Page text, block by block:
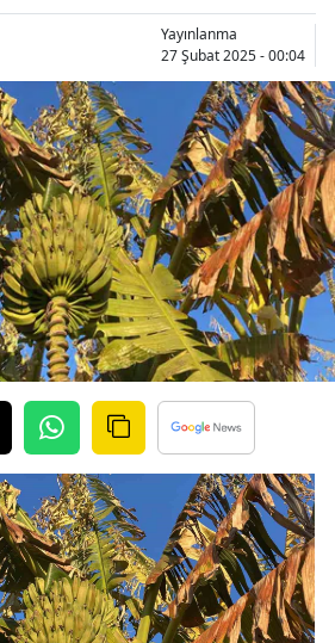
Balıkesir
Bilecik
Bingöl
Bitlis
Bolu
Burdur
Bursa
Çankırı
Çorum
Denizli
Diyarbakır
Edirne
Yayınlanma
27 Şubat 2025 - 00:04